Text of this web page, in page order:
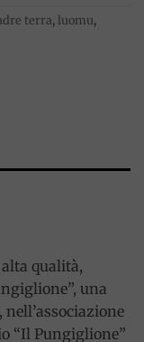
terra, luomu,
qualità,
una
“Il Pungiglione”